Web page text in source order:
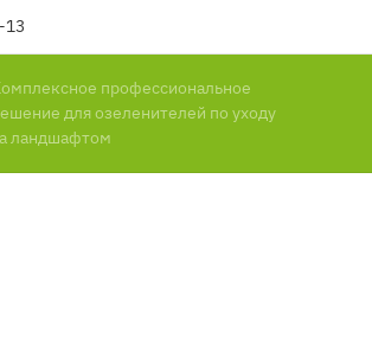
13
профессиональное
для озеленителей по уходу
ландшафтом